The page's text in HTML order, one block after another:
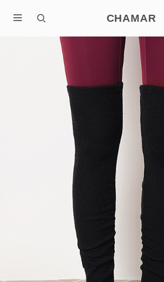
CHAMAR